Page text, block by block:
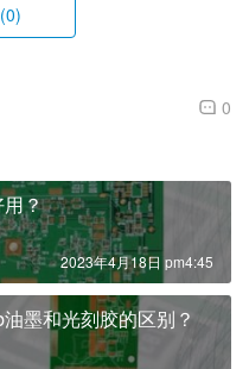
(0)
0
？
2023年4月18日 pm4:45
墨和光刻胶的区别？